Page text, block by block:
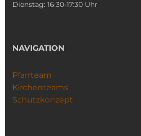
Dienstag: 16:30-17:30 Uhr
NAVIGATION
Pfarrteam
Kirchenteams
Schutzkonzept